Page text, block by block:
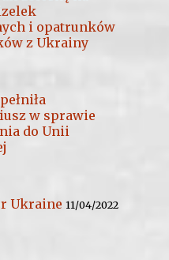
i opatrunków
z Ukrainy
w sprawie
do Unii
Ukraine 11/04/2022